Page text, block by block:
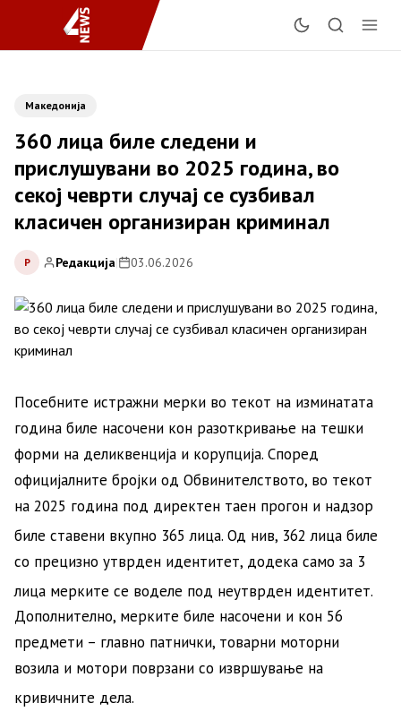
Македонија
360 лица биле следени и
прислушувани во 2025 година, во
секој чеврти случај се сузбивал
класичен организиран криминал
Р Редакција| 03.06.2026
Посебните истражни мерки во текот на изминатата
година биле насочени кон разоткривање на тешки
форми на деликвенција и корупција. Според
официјалните бројки од Обвинителството, во текот
на 2025 година под директен таен прогон и надзор
биле ставени вкупно 365 лица. Од нив, 362 лица биле
со прецизно утврден идентитет, додека само за 3
лица мерките се воделе под неутврден идентитет.
Дополнително, мерките биле насочени и кон 56
предмети – главно патнички, товарни моторни
возила и мотори поврзани со извршување на
кривичните дела.